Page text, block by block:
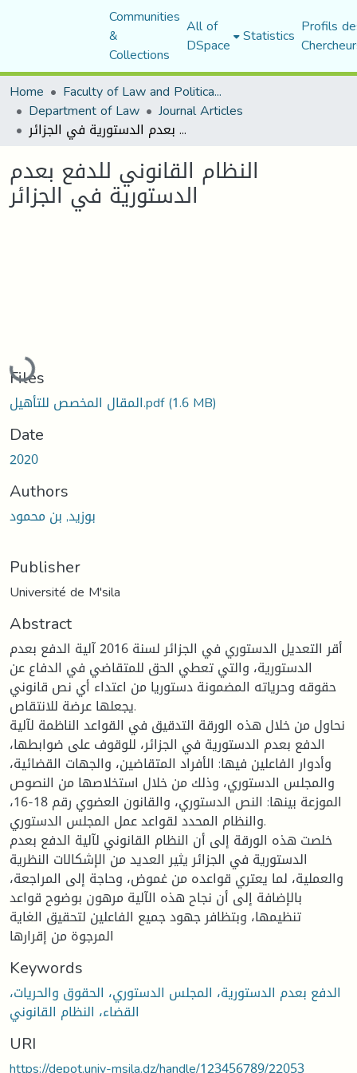
Communities
&
Collections
All of
DSpace Statistics Profils
Home
Faculty of Law and Political Science
Department of Law Journal Articles
النظام القانوني للدفع بعدم الدستورية في الجزائر
النظام القانوني للدفع بعدم
الدستورية في الجزائر
Loading...
Files
المقال المخصص للتأهيل.pdf(1.6 MB)
Date
2020
Authors
بوزيد, بن محمود
Publisher
Université de M'sila
Abstract
أقر التعديل الدستوري في الجزائر لسنة 2016 آلية الدفع بعدم
الدستورية، والتي تعطي الحق للمتقاضي في الدفاع عن
حقوقه وحرياته المضمونة دستوريا من اعتداء أي نص قانوني
يجعلها عرضة للانتقاص.
نحاول من خلال هذه الورقة التدقيق في القواعد الناظمة لآلية
الدفع بعدم الدستورية في الجزائر، للوقوف على ضوابطها،
وأدوار الفاعلين فيها: الأفراد المتقاضين، والجهات القضائية،
والمجلس الدستوري، وذلك من خلال استخلاصها من النصوص
الموزعة بينها: النص الدستوري، والقانون العضوي رقم 18-16،
والنظام المحدد لقواعد عمل المجلس الدستوري.
خلصت هذه الورقة إلى أن النظام القانوني لآلية الدفع بعدم
الدستورية في الجزائر يثير العديد من الإشكالات النظرية
والعملية، لما يعتري قواعده من غموض، وحاجة إلى المراجعة،
بالإضافة إلى أن نجاح هذه الآلية مرهون بوضوح قواعد
تنظيمها، وبتظافر جهود جميع الفاعلين لتحقيق الغاية
المرجوة من إقرارها
Keywords
الدفع بعدم الدستورية، المجلس الدستوري، الحقوق والحريات،
القضاء، النظام القانوني
URI